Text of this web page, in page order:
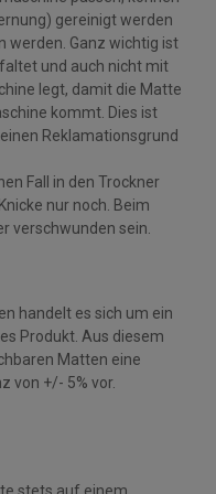
gereinigt werden
werden. Ganz wichtig ist
und auch nicht mit
legt, damit die Matte
kommt. Dies ist
Reklamationsgrund
Fall in den Trockner
nur noch. Beim
verschwunden sein.
handelt es sich um ein
Produkt. Aus diesem
Matten eine
von +/- 5% vor.